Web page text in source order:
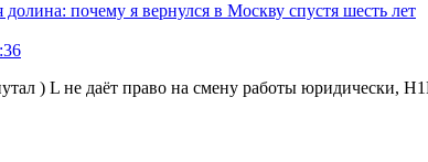
почему я вернулся в Москву спустя шесть лет
) L не даёт право на смену работы юридически,